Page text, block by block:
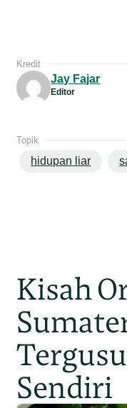
Kredit
Jay Fajar
Editor
Topik
hidupan liar
Kisah
Sendiri